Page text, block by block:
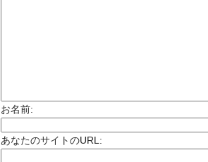
お名前:
あなたのサイトのURL: